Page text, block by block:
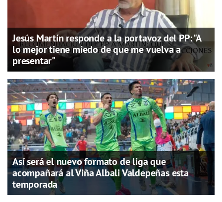
Jesús Martín responde a la portavoz del PP: "A
lo mejor tiene miedo de que me vuelva a
presentar"
Así será el nuevo formato de liga que
acompañará al Viña Albali Valdepeñas esta
temporada